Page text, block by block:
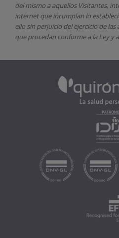
del mismo a aquellos Visitantes,
internet que incumplan lo
ello sin perjuicio del ejercicio de
que procedan conforme a la Ley y